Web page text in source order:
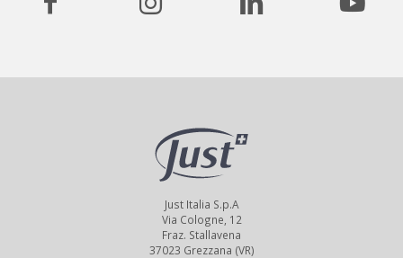
Just Italia S.p.A
Via Cologne, 12
Fraz. Stallavena
37023 Grezzana (VR)